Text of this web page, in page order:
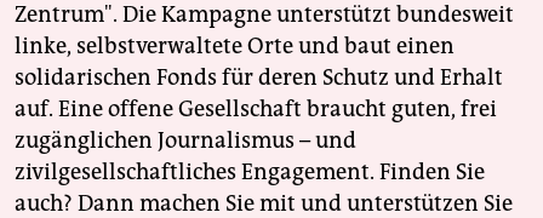
Zentrum". Die Kampagne unterstützt bundesweit
linke, selbstverwaltete Orte und baut einen
solidarischen Fonds für deren Schutz und Erhalt
auf. Eine offene Gesellschaft braucht guten, frei
zugänglichen Journalismus – und
zivilgesellschaftliches Engagement. Finden Sie
auch? Dann machen Sie mit und unterstützen Sie